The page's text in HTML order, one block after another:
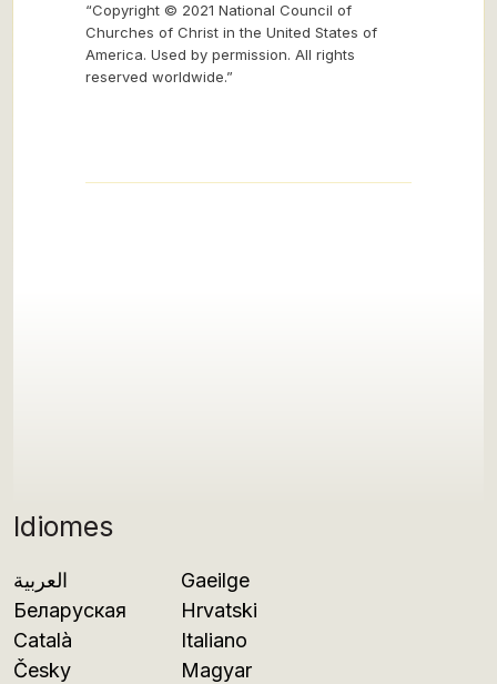
Idiomes
العربية
Беларуская
Català
Česky
Gaeilge
Hrvatski
Italiano
Magyar
“Copyright © 2021 National Council of
Churches of Christ in the United States of
America. Used by permission. All rights
reserved worldwide.”